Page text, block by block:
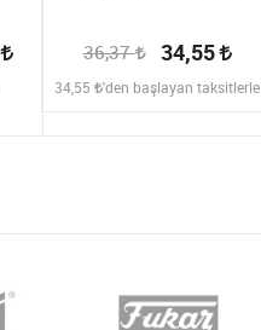
36,37 34,55
34,55 'den başlayan taksitlerle